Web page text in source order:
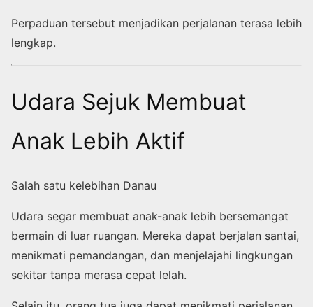
Perpaduan tersebut menjadikan perjalanan terasa lebih
lengkap.
Udara Sejuk Membuat
Anak Lebih Aktif
Salah satu kelebihan Danau
Udara segar membuat anak-anak lebih bersemangat
bermain di luar ruangan. Mereka dapat berjalan santai,
menikmati pemandangan, dan menjelajahi lingkungan
sekitar tanpa merasa cepat lelah.